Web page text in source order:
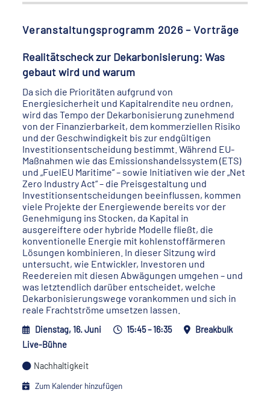
Veranstaltungsprogramm 2026 – Vorträge
Realitätscheck zur Dekarbonisierung: Was
gebaut wird und warum
Da sich die Prioritäten aufgrund von
Energiesicherheit und Kapitalrendite neu ordnen,
wird das Tempo der Dekarbonisierung zunehmend
von der Finanzierbarkeit, dem kommerziellen Risiko
und der Geschwindigkeit bis zur endgültigen
Investitionsentscheidung bestimmt. Während EU-
Maßnahmen wie das Emissionshandelssystem (ETS)
und „FuelEU Maritime“ – sowie Initiativen wie der „Net
Zero Industry Act“ – die Preisgestaltung und
Investitionsentscheidungen beeinflussen, kommen
viele Projekte der Energiewende bereits vor der
Genehmigung ins Stocken, da Kapital in
ausgereiftere oder hybride Modelle fließt, die
konventionelle Energie mit kohlenstoffärmeren
Lösungen kombinieren. In dieser Sitzung wird
untersucht, wie Entwickler, Investoren und
Reedereien mit diesen Abwägungen umgehen – und
was letztendlich darüber entscheidet, welche
Dekarbonisierungswege vorankommen und sich in
reale Frachtströme umsetzen lassen.
Dienstag, 16. Juni 15:45 – 16:35
Breakbulk
Live-Bühne
Nachhaltigkeit
Zum Kalender hinzufügen